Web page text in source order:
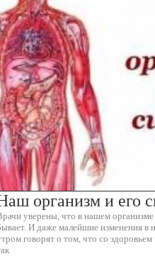
организм и его
уверены, что в нашем
И даже малейшие изменения в
говорят о том, что со